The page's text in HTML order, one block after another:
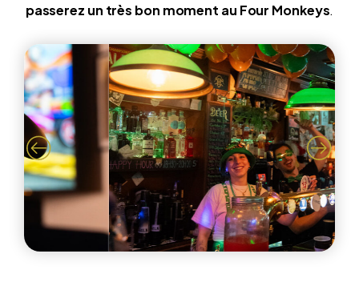
passerez un très bon moment au Four Monkeys.